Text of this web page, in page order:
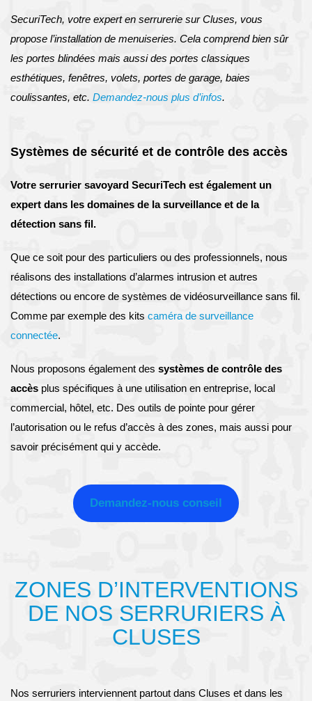
SecuriTech, votre expert en serrurerie sur Cluses, vous
propose l’installation de menuiseries. Cela comprend bien sûr
les portes blindées mais aussi des portes classiques
esthétiques, fenêtres, volets, portes de garage, baies
coulissantes, etc. Demandez-nous plus d’infos.
Systèmes de sécurité et de contrôle des accès
Votre serrurier savoyard SecuriTech est également un
expert dans les domaines de la surveillance et de la
détection sans fil.
Que ce soit pour des particuliers ou des professionnels, nous
réalisons des installations d’alarmes intrusion et autres
détections ou encore de systèmes de vidéosurveillance sans fil.
Comme par exemple des kits caméra de surveillance
connectée.
Nous proposons également des systèmes de contrôle des
accès plus spécifiques à une utilisation en entreprise, local
commercial, hôtel, etc. Des outils de pointe pour gérer
l’autorisation ou le refus d’accès à des zones, mais aussi pour
savoir précisément qui y accède.
Demandez-nous conseil
ZONES D’INTERVENTIONS
DE NOS SERRURIERS À
CLUSES
Nos serruriers interviennent partout dans Cluses et dans les